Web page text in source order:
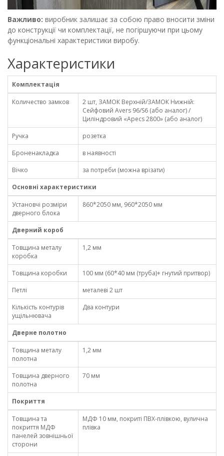
Важливо: виробник залишає за собою право вносити зміни
до конструкції чи комплектації, не погіршуючи при цьому
функціональні характеристики виробу.
Характеристики
Комплектація
Количество замков
2 шт, ЗАМОК Верхній/ЗАМОК Нижній:
Сейфовий Аvers 96/S6 (або аналог) /
Циліндровий «Аpecs 2800» (або аналог)
Ручка
розетка
Броненакладка
в наявності
Вічко
за потреби (можна врізати)
Основні характеристики
Установчі розміри
дверного блока
860*2050 мм, 960*2050 мм
Дверний короб
Товщина металу
коробка
1,2 мм
Товщина коробки
100 мм (60*40 мм (труба)+ гнутий притвор)
Петлі
металеві 2 шт
Кількість контурів
ущільнювача
Два контури
Дверне полотно
Товщина металу
полотна
1,2 мм
Товщина дверного
полотна
70 мм
Покриття
Товщина та
покриття МДФ
панелей зовнішньої
сторони
МДФ 10 мм, покриті ПВХ-плівкою, вулична
плівка